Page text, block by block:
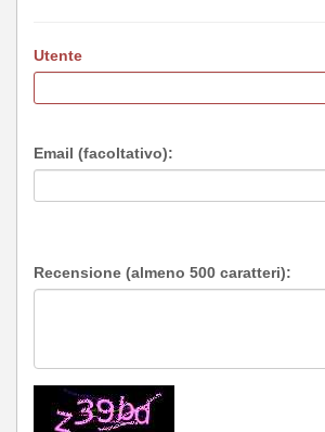
Utente
Email (facoltativo):
Recensione (almeno 500 caratteri):